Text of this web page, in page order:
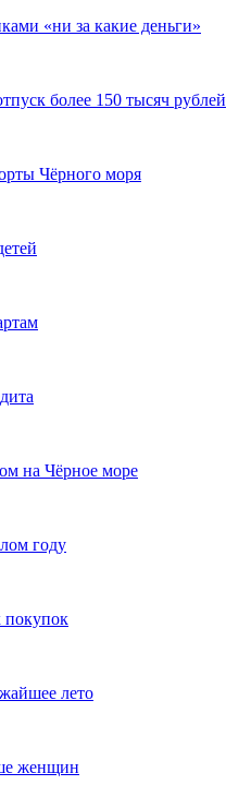
«ни за какие деньги»
более 150 тысяч рублей
Чёрного моря
на Чёрное море
году
покупок
лето
женщин